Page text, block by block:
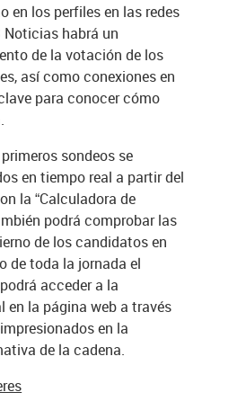
en los perfiles en las redes
Noticias habrá un
de la votación de los
así como conexiones en
para conocer cómo
sondeos se
en tiempo real a partir del
la “Calculadora de
podrá comprobar las
de los candidatos en
de toda la jornada el
acceder a la
en la página web a través
en la
de la cadena.